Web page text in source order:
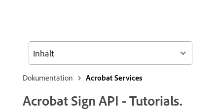
Dokumentation Acrobat Services
Acrobat Sign API - Tutorials.
Inhalt